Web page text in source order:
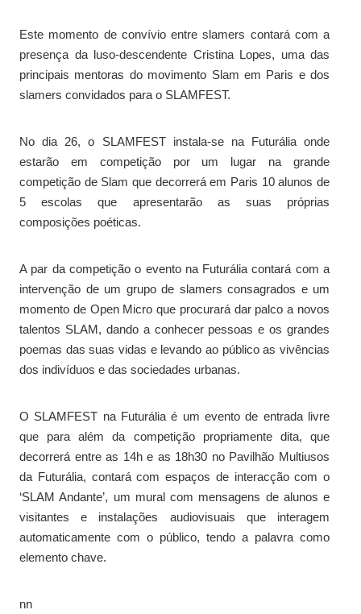
Este momento de convívio entre slamers contará com a
presença da luso-descendente Cristina Lopes, uma das
principais mentoras do movimento Slam em Paris e dos
slamers convidados para o SLAMFEST.
No dia 26, o SLAMFEST instala-se na Futurália onde
estarão em competição por um lugar na grande
competição de Slam que decorrerá em Paris 10 alunos de
5 escolas que apresentarão as suas próprias
composições poéticas.
A par da competição o evento na Futurália contará com a
intervenção de um grupo de slamers consagrados e um
momento de Open Micro que procurará dar palco a novos
talentos SLAM, dando a conhecer pessoas e os grandes
poemas das suas vidas e levando ao público as vivências
dos indivíduos e das sociedades urbanas.
O SLAMFEST na Futurália é um evento de entrada livre
que para além da competição propriamente dita, que
decorrerá entre as 14h e as 18h30 no Pavilhão Multiusos
da Futurália, contará com espaços de interacção com o
‘SLAM Andante’, um mural com mensagens de alunos e
visitantes e instalações audiovisuais que interagem
automaticamente com o público, tendo a palavra como
elemento chave.
nn